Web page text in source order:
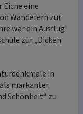
Eiche eine
Wanderern zur
war ein Ausflug
zur „Dicken
in
markanter
Schönheit“ zu